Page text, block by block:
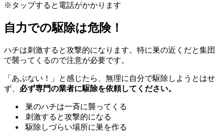
※タップすると電話がかかります
自力での駆除は危険！
ハチは刺激すると攻撃的になります。特に巣の近くだと集団
で襲ってくるので注意が必要です。
「あぶない！」と感じたら、無理に自分で駆除しようとはせ
ず、 必ず専門の業者に駆除を依頼してください。
巣のハチは一斉に襲ってくる
刺激すると攻撃的になる
駆除しづらい場所に巣を作る